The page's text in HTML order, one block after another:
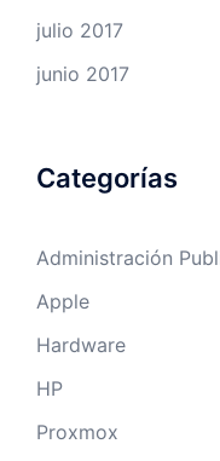
julio 2017
junio 2017
Categorías
Administración
Apple
Hardware
HP
Proxmox